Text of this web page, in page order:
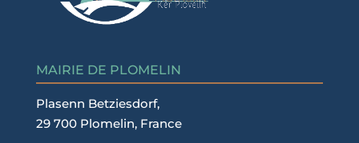
MAIRIE DE PLOMELIN
Plasenn Betziesdorf,
29 700 Plomelin, France